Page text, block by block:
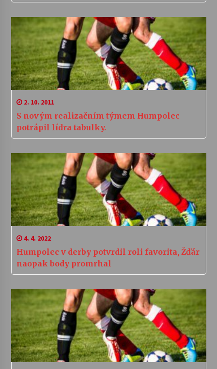
2. 10. 2011
S novým realizačním týmem Humpolec
potrápil lídra tabulky.
4. 4. 2022
Humpolec v derby potvrdil roli favorita, Žďár
naopak body promrhal